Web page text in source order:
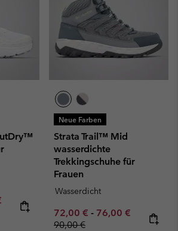
sale price:
Regular price:
Neue Farben
Strata Trail™ Mid
wasserdichte
Trekkingschuhe für
Frauen
Wasserdicht
Minimum sale price:
72,00 € - Maximum sale
76,00 € Regular
90,00 €